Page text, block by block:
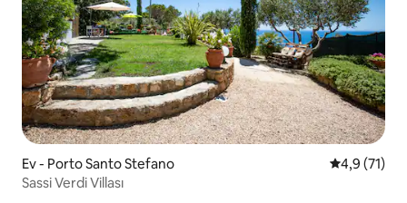
Ev - Porto Santo Stefano 54,9 (71)
Sassi Verdi Villası